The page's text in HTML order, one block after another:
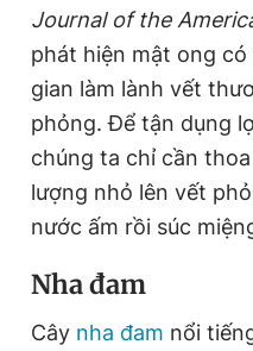
Journal of the
phát hiện mật ong
gian làm lành vết
phỏng. Để tận dụng
chúng ta chỉ cần
lượng nhỏ lên vết
nước ấm rồi súc
Nha đam
Cây nha đam nổi